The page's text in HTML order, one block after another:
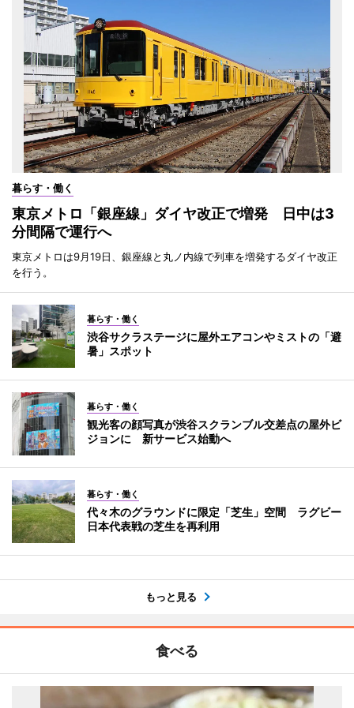
暮らす・働く
東京メトロ「銀座線」ダイヤ改正で増発 日中は3
分間隔で運行へ
東京メトロは9月19日、銀座線と丸ノ内線で列車を増発するダイヤ改正
を行う。
暮らす・働く
渋谷サクラステージに屋外エアコンやミストの「避
暑」スポット
暮らす・働く
観光客の顔写真が渋谷スクランブル交差点の屋外ビ
ジョンに 新サービス始動へ
暮らす・働く
代々木のグラウンドに限定「芝生」空間 ラグビー
日本代表戦の芝生を再利用
もっと見る
食べる